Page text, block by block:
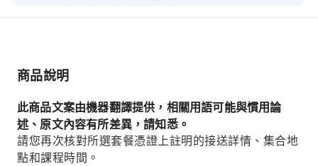
在溫泉的療癒之水中放鬆身心
商品說明
此商品文案由機器翻譯提供，相關用語可能與慣用論
述、原文內容有所差異，請知悉。
請您再次核對所選套餐憑證上註明的接送詳情、集合地
點和課程時間。